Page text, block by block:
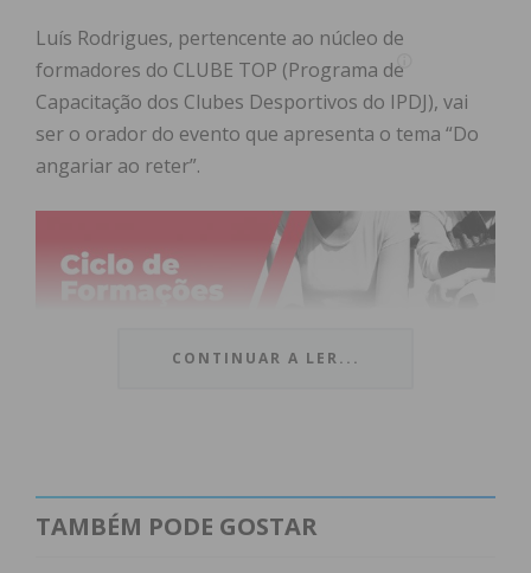
Luís Rodrigues, pertencente ao núcleo de
formadores do CLUBE TOP (Programa de
Capacitação dos Clubes Desportivos do IPDJ), vai
ser o orador do evento que apresenta o tema “Do
angariar ao reter”.
CONTINUAR A LER...
TAMBÉM PODE GOSTAR